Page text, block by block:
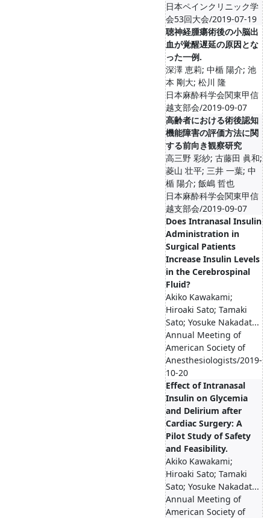
日本ペインクリニック学
会53回大会/2019-07-19
聴神経腫瘍術後の小脳出
血が覚醒遅延の原因とな
った一例.
深澤 恵莉; 中楯 陽介; 池
本 剛大; 松川 隆
日本麻酔科学会関東甲信
越支部会/2019-09-07
高齢者における術後認知
機能障害の評価方法に関
する前向き観察研究
高三野 彩紗; 古藤田 眞和;
菱山 壮平; 三井 一葉; 中
楯 陽介; 飯嶋 哲也
日本麻酔科学会関東甲信
越支部会/2019-09-07
Does Intranasal Insulin
Administration in
Surgical Patients
Increase Insulin Levels
in the Cerebrospinal
Fluid?
Akiko Kawakami;
Hiroaki Sato; Tamaki
Sato; Yosuke Nakadat...
Annual Meeting of
American Society of
Anesthesiologists/2019-
10-20
Effect of Intranasal
Insulin on Glycemia
and Delirium after
Cardiac Surgery: A
Pilot Study of Safety
and Feasibility.
Akiko Kawakami;
Hiroaki Sato; Tamaki
Sato; Yosuke Nakadat...
Annual Meeting of
American Society of